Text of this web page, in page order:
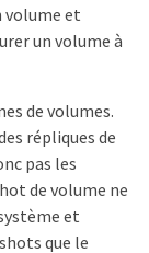
volume et
un volume à
de volumes.
répliques de
pas les
de volume ne
et
que le